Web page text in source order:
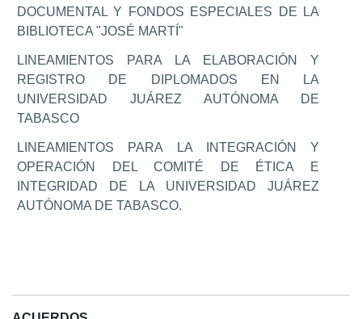
DOCUMENTAL Y FONDOS ESPECIALES DE LA
BIBLIOTECA "JOSÉ MARTÍ"
LINEAMIENTOS PARA LA ELABORACIÓN Y
REGISTRO DE DIPLOMADOS EN LA
UNIVERSIDAD JUÁREZ AUTÓNOMA DE
TABASCO
LINEAMIENTOS PARA LA INTEGRACIÓN Y
OPERACIÓN DEL COMITÉ DE ÉTICA E
INTEGRIDAD DE LA UNIVERSIDAD JUÁREZ
AUTÓNOMA DE TABASCO.